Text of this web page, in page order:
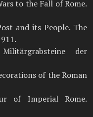
to the Fall of Rome.
and its People. The
der
of the Roman
of Imperial Rome.